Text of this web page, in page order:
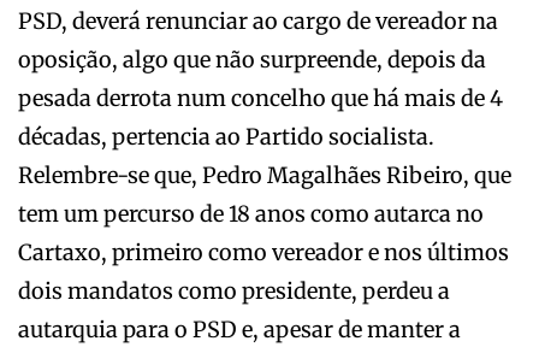
PSD, deverá renunciar ao cargo de vereador na
oposição, algo que não surpreende, depois da
pesada derrota num concelho que há mais de 4
décadas, pertencia ao Partido socialista.
Relembre-se que, Pedro Magalhães Ribeiro, que
tem um percurso de 18 anos como autarca no
Cartaxo, primeiro como vereador e nos últimos
dois mandatos como presidente, perdeu a
autarquia para o PSD e, apesar de manter a